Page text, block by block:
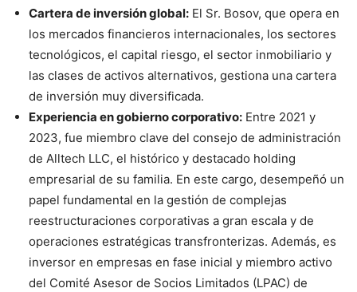
Cartera de inversión global: El Sr. Bosov, que opera en
los mercados financieros internacionales, los sectores
tecnológicos, el capital riesgo, el sector inmobiliario y
las clases de activos alternativos, gestiona una cartera
de inversión muy diversificada.
Experiencia en gobierno corporativo: Entre 2021 y
2023, fue miembro clave del consejo de administración
de Alltech LLC, el histórico y destacado holding
empresarial de su familia. En este cargo, desempeñó un
papel fundamental en la gestión de complejas
reestructuraciones corporativas a gran escala y de
operaciones estratégicas transfronterizas. Además, es
inversor en empresas en fase inicial y miembro activo
del Comité Asesor de Socios Limitados (LPAC) de